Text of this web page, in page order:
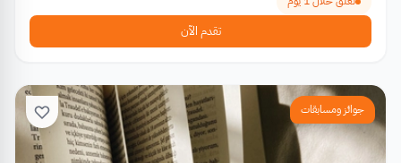
تقدم الآن
جوائز ومسابقات